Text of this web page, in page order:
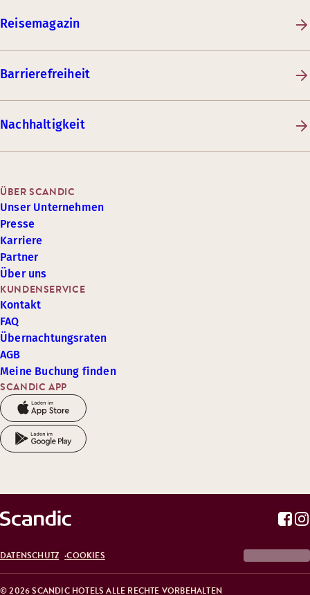
Reisemagazin
Barrierefreiheit
Nachhaltigkeit
SCANDIC APP
KUNDENSERVICE
Kontakt
FAQ
Übernachtungsraten
AGB
Meine Buchung finden
ÜBER SCANDIC
Unser Unternehmen
Presse
Karriere
Partner
Über uns
© 2026 SCANDIC HOTELS ALLE RECHTE VORBEHALTEN
DATENSCHUTZ COOKIES